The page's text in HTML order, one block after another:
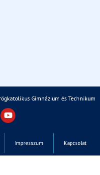
Gimnázium és Technikum
Impresszum Kapcsolat